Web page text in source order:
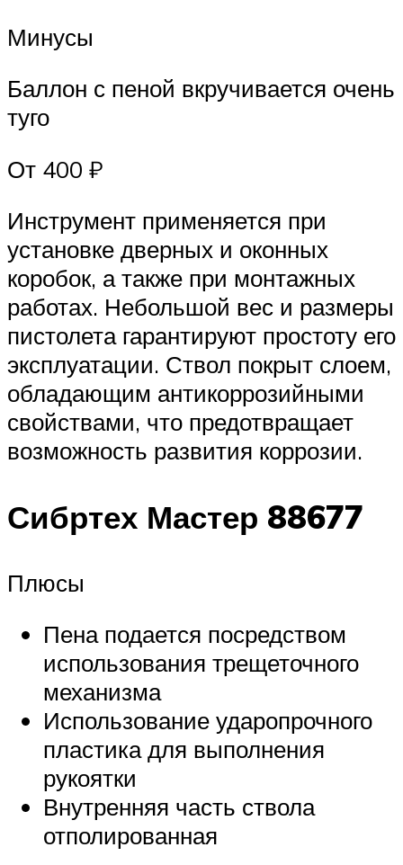
Минусы
Баллон с пеной вкручивается очень
туго
От 400 ₽
Инструмент применяется при
установке дверных и оконных
коробок, а также при монтажных
работах. Небольшой вес и размеры
пистолета гарантируют простоту его
эксплуатации. Ствол покрыт слоем,
обладающим антикоррозийными
свойствами, что предотвращает
возможность развития коррозии.
Сибртех Мастер 88677
Плюсы
Пена подается посредством
использования трещеточного
механизма
Использование ударопрочного
пластика для выполнения
рукоятки
Внутренняя часть ствола
отполированная